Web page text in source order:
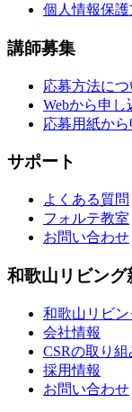
個人情報保
講師募集
応募方法につ
Webから申し
応募用紙か
サポート
よくある質問
フォルテ教室
お問い合わせ
和歌山リビング
和歌山リビ
会社情報
CSRの取り組
採用情報
お問い合わせ